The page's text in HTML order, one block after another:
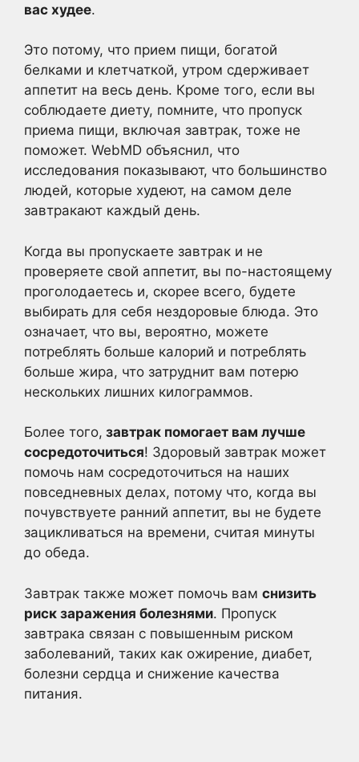
вас худее.
Это потому, что прием пищи, богатой
белками и клетчаткой, утром сдерживает
аппетит на весь день. Кроме того, если вы
соблюдаете диету, помните, что пропуск
приема пищи, включая завтрак, тоже не
поможет. WebMD объяснил, что
исследования показывают, что большинство
людей, которые худеют, на самом деле
завтракают каждый день.
Когда вы пропускаете завтрак и не
проверяете свой аппетит, вы по-настоящему
проголодаетесь и, скорее всего, будете
выбирать для себя нездоровые блюда. Это
означает, что вы, вероятно, можете
потреблять больше калорий и потреблять
больше жира, что затруднит вам потерю
нескольких лишних килограммов.
Более того, завтрак помогает вам лучше
сосредоточиться! Здоровый завтрак может
помочь нам сосредоточиться на наших
повседневных делах, потому что, когда вы
почувствуете ранний аппетит, вы не будете
зацикливаться на времени, считая минуты
до обеда.
Завтрак также может помочь вам снизить
риск заражения болезнями. Пропуск
завтрака связан с повышенным риском
заболеваний, таких как ожирение, диабет,
болезни сердца и снижение качества
питания.